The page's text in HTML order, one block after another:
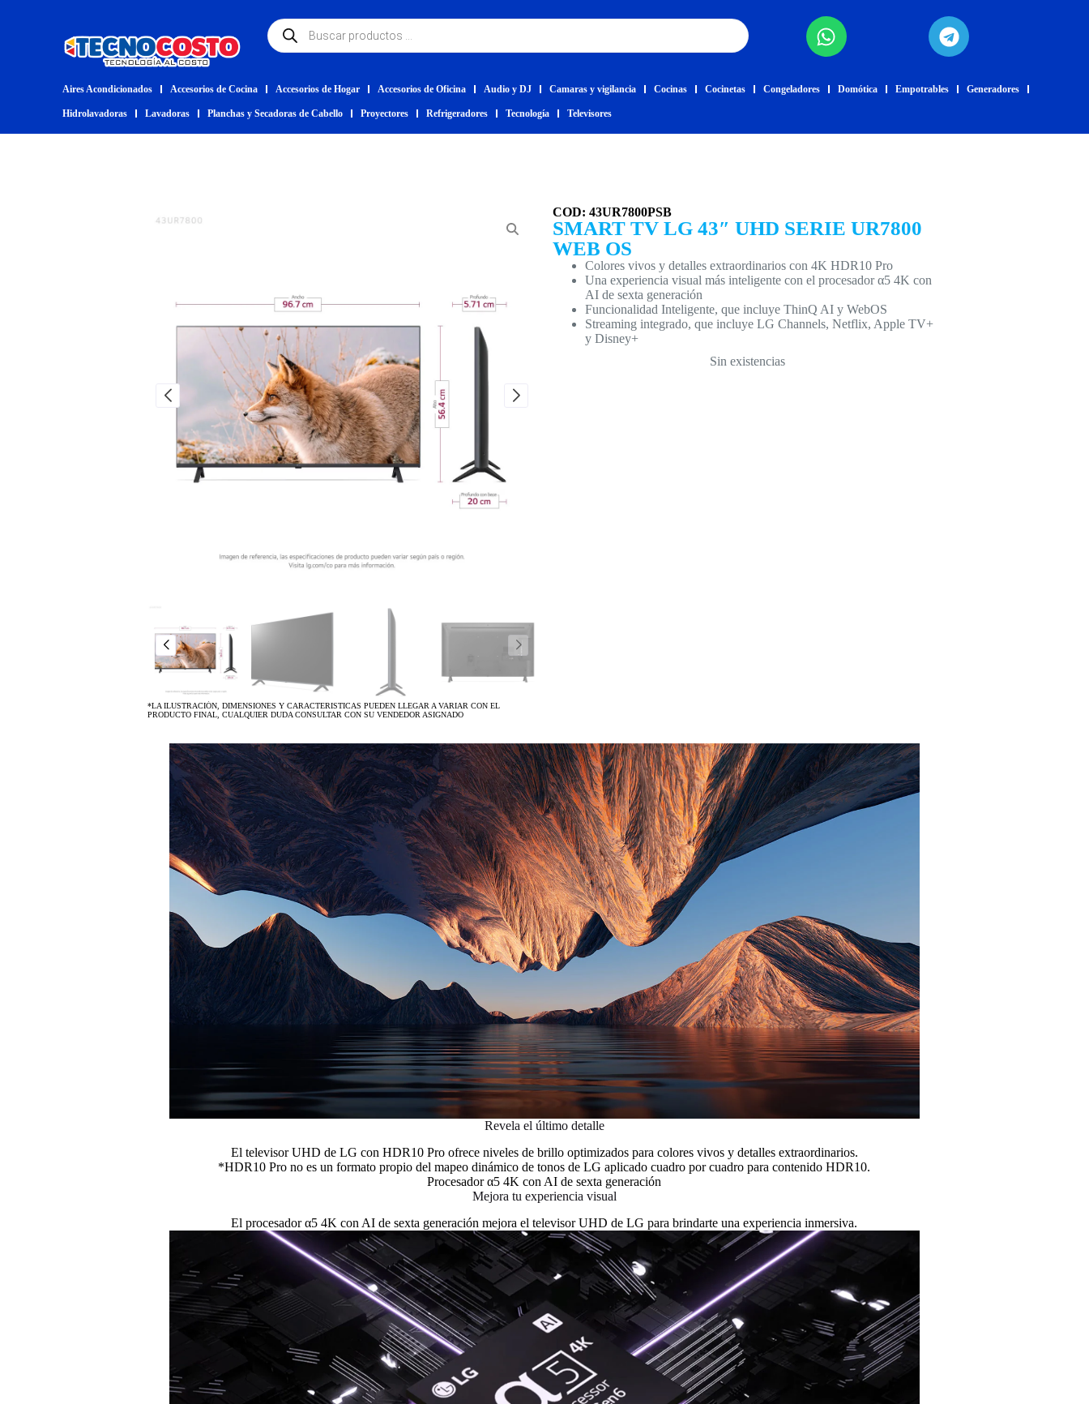
Aires Acondicionados Accesorios de Cocina Accesorios de Hogar Accesorios de Oficina Audio y DJ Camaras y vigilancia Cocinas Cocinetas Congeladores Domótica Empotrables Generadores
Hidrolavadoras Lavadoras Planchas y Secadoras de Cabello Proyectores Refrigeradores Tecnología Televisores
*LA ILUSTRACIÓN, DIMENSIONES Y CARACTERISTICAS PUEDEN LLEGAR A VARIAR CON EL
PRODUCTO FINAL, CUALQUIER DUDA CONSULTAR CON SU VENDEDOR ASIGNADO
COD: 43UR7800PSB
SMART TV LG 43″ UHD SERIE UR7800
WEB OS
Colores vivos y detalles extraordinarios con 4K HDR10 Pro
Una experiencia visual más inteligente con el procesador α5 4K con
AI de sexta generación
Funcionalidad Inteligente, que incluye ThinQ AI y WebOS
Streaming integrado, que incluye LG Channels, Netflix, Apple TV+
y Disney+
Sin existencias
Revela el último detalle
El televisor UHD de LG con HDR10 Pro ofrece niveles de brillo optimizados para colores vivos y detalles extraordinarios.
*HDR10 Pro no es un formato propio del mapeo dinámico de tonos de LG aplicado cuadro por cuadro para contenido HDR10.
Procesador α5 4K con AI de sexta generación
Mejora tu experiencia visual
El procesador α5 4K con AI de sexta generación mejora el televisor UHD de LG para brindarte una experiencia inmersiva.